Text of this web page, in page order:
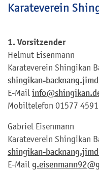
Karateverein
1. Vorsitzender
Helmut Eisenmann
Karateverein Shingikan
shingikan-
E-Mail
Mobiltelefon 01577
Gabriel Eisenmann
Karateverein Shingikan
shingikan-
E-Mail